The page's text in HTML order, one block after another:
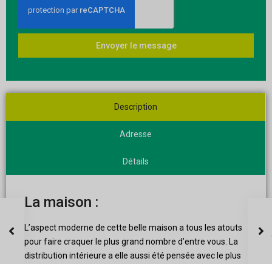
Envoyer le message
Description
Adresse
Détails
La maison :
L’aspect moderne de cette belle maison a tous les atouts
pour faire craquer le plus grand nombre d’entre vous. La
distribution intérieure a elle aussi été pensée avec le plus